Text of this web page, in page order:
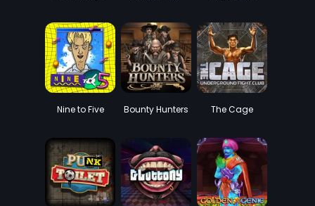
Nine to Five Bounty Hunters The Cage